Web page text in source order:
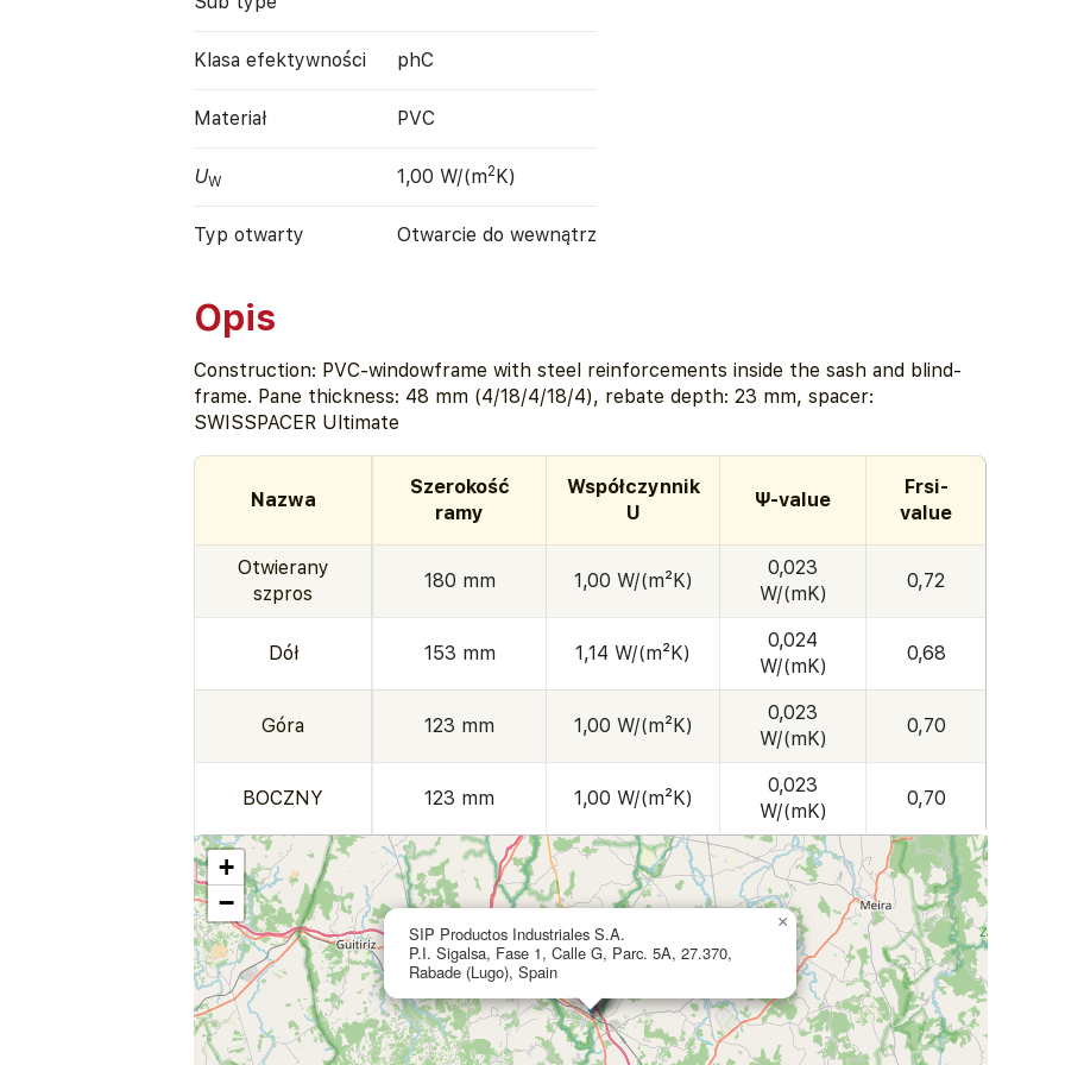
Klasa efektywności phC
Materiał PVC
UW 1,00 W/(m2K)
Typ otwarty Otwarcie do wewnątrz
Opis
Construction: PVC-windowframe with steel reinforcements inside the sash and blind-
frame. Pane thickness: 48 mm (4/18/4/18/4), rebate depth: 23 mm, spacer:
SWISSPACER Ultimate
Nazwa
Szerokość
ramy
Współczynnik
U
Ψ-value
Frsi-
value
Otwierany
szpros
180 mm 1,00 W/(m²K)
0,023
W/(mK)
0,72
Dół 153 mm 1,14 W/(m²K)
0,024
W/(mK)
0,68
Góra 123 mm 1,00 W/(m²K)
0,023
W/(mK)
0,70
BOCZNY 123 mm 1,00 W/(m²K)
0,023
W/(mK)
0,70
SIP Productos Industriales S.A.
P.I. Sigalsa, Fase 1, Calle G, Parc. 5A, 27.370,
Rabade (Lugo), Spain
×
+
−